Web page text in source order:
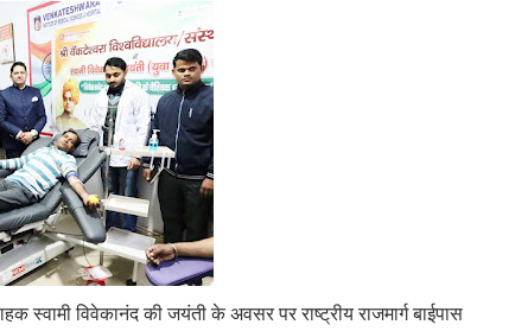
विवेकानंद की जयंती के अवसर पर राष्ट्रीय राजमार्ग बाईपास